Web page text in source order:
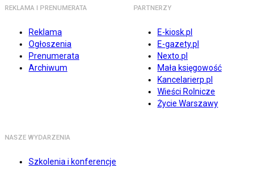
REKLAMA I PRENUMERATA
Reklama
Ogłoszenia
Prenumerata
Archiwum
PARTNERZY
E-kiosk.pl
E-gazety.pl
Nexto.pl
Mała księgowość
Kancelarierp.pl
Wieści Rolnicze
Życie Warszawy
NASZE WYDARZENIA
Szkolenia i konferencje